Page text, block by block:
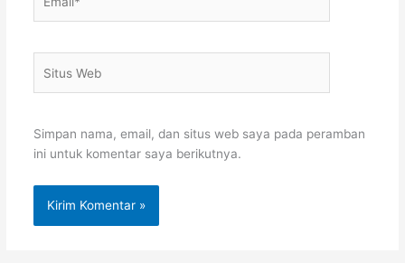
Web
Simpan nama, email, dan situs web saya pada peramban
ini untuk komentar saya berikutnya.